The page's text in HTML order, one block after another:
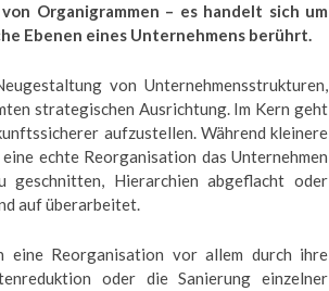
Organigrammen – es handelt sich um
Ebenen eines Unternehmens berührt.
von Unternehmensstrukturen,
strategischen Ausrichtung. Im Kern geht
aufzustellen. Während kleinere
echte Reorganisation das Unternehmen
geschnitten, Hierarchien abgeflacht oder
auf überarbeitet.
eine Reorganisation vor allem durch ihre
oder die Sanierung einzelner